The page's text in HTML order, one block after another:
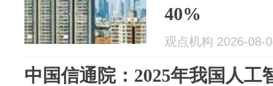
40%
观点机构 2026-08-
中国信通院：2025年我国人工